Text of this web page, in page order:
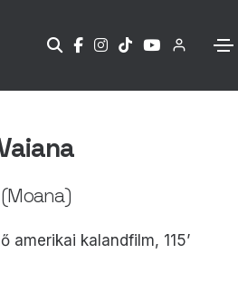
(Moana)
amerikai kalandfilm, 115’